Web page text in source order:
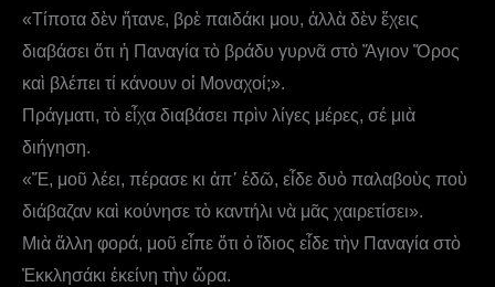
«Τίποτα δὲν ἤτανε, βρὲ παιδάκι μου, ἀλλὰ δὲν ἔχεις
διαβάσει ὅτι ἡ Παναγία τὸ βράδυ γυρνᾶ στὸ Ἅγιον Ὄρος
καὶ βλέπει τί κάνουν οἱ Μοναχοί;».
Πράγματι, τὸ εἶχα διαβάσει πρὶν λίγες μέρες, σέ μιὰ
διήγηση.
«Ἔ, μοῦ λέει, πέρασε κι ἀπ᾿ ἐδῶ, εἶδε δυὸ παλαβοὺς ποὺ
διάβαζαν καὶ κούνησε τὸ καντήλι νὰ μᾶς χαιρετίσει».
Μιὰ ἄλλη φορά, μοῦ εἶπε ὅτι ὁ ἴδιος εἶδε τὴν Παναγία στὸ
Ἐκκλησάκι ἐκείνη τὴν ὥρα.